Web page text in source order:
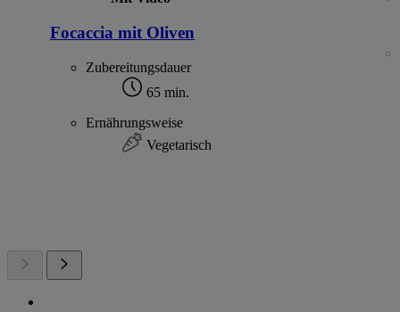
Focaccia mit Oliven
Zubereitungsdauer
65 min.
Ernährungsweise
Vegetarisch